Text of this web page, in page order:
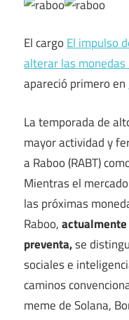
El cargo El impulso
alterar las monedas
apareció primero en
La temporada de
mayor actividad y
a Raboo (RABT)
Mientras el
las próximas
Raboo,
preventa,se
sociales e
caminos
meme de Solana,